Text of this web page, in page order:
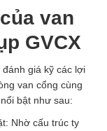
van
GVCX
giá kỹ các lợi
van cổng cùng
bật như sau:
Nhờ cấu trúc ty